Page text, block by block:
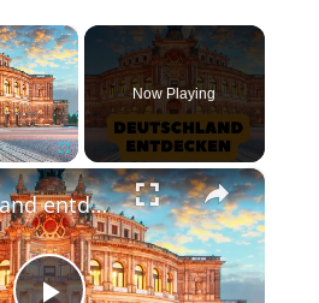
×
Fullscreen
Now Playing
×
Deutschland entdecken: Ein Juwel im Herzen Europas